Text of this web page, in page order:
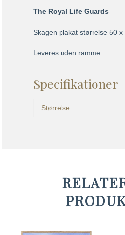
The Royal Life Guards
Skagen plakat størrelse 50 x
Leveres uden ramme.
Specifikationer
Størrelse